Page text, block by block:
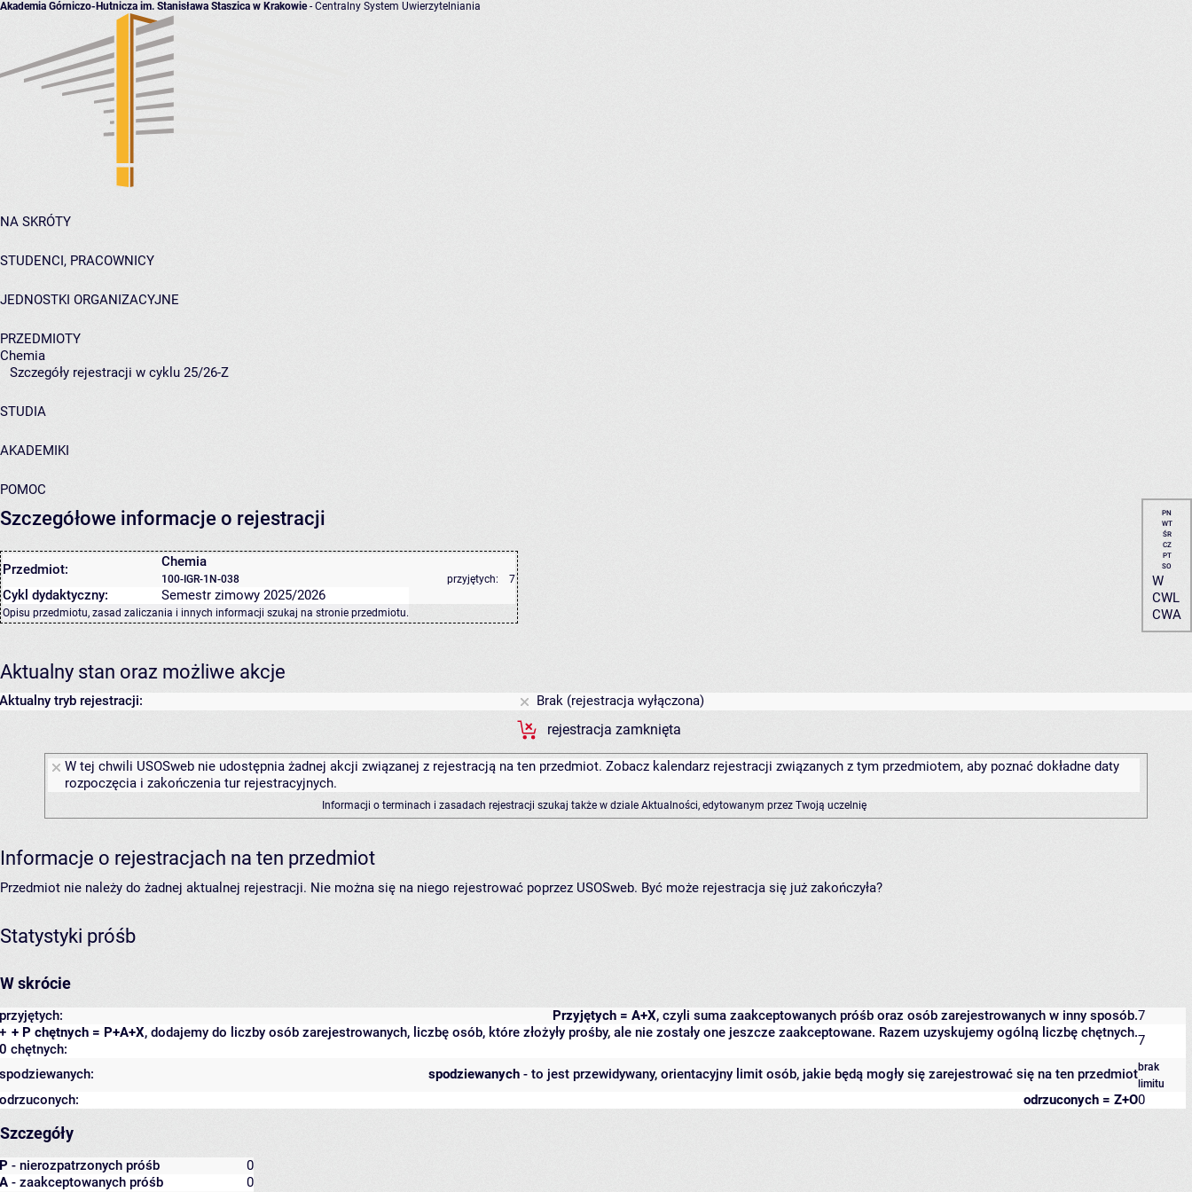
Akademia Górniczo-Hutnicza im. Stanisława Staszica w Krakowie- Centralny System Uwierzytelniania
NA SKRÓTY
STUDENCI, PRACOWNICY
JEDNOSTKI ORGANIZACYJNE
PRZEDMIOTY
Chemia
Szczegóły rejestracji w cyklu 25/26-Z
STUDIA
AKADEMIKI
POMOC
Szczegółowe informacje o rejestracji
Przedmiot: Chemia
100-IGR-1N-038 przyjętych: 7
Cykl dydaktyczny: Semestr zimowy 2025/2026
Opisu przedmiotu, zasad zaliczania i innych informacji szukaj na stronie przedmiotu.
PN
WT
ŚR
CZ
PT
SO
W
CWL
CWA
Aktualny stan oraz możliwe akcje
Aktualny tryb rejestracji:
Brak (rejestracja wyłączona)
rejestracja zamknięta
W tej chwili USOSweb nie udostępnia żadnej akcji związanej z rejestracją na ten przedmiot. Zobacz kalendarz rejestracji związanych z tym przedmiotem, aby poznać dokładne daty
rozpoczęcia i zakończenia tur rejestracyjnych.
Informacji o terminach i zasadach rejestracji szukaj także w dziale Aktualności, edytowanym przez Twoją uczelnię
Informacje o rejestracjach na ten przedmiot
Przedmiot nie należy do żadnej aktualnej rejestracji. Nie można się na niego rejestrować poprzez USOSweb. Być może rejestracja się już zakończyła?
Statystyki próśb
W skrócie
Przyjętych = A+X, czyli suma zaakceptowanych próśb oraz osób zarejestrowanych w inny sposób.
przyjętych:
7
+ P chętnych = P+A+X, dodajemy do liczby osób zarejestrowanych, liczbę osób, które złożyły prośby, ale nie zostały one jeszcze zaakceptowane. Razem uzyskujemy ogólną liczbę chętnych.
+
0 chętnych:
7
spodziewanych - to jest przewidywany, orientacyjny limit osób, jakie będą mogły się zarejestrować się na ten przedmiot
spodziewanych:
brak
limitu
odrzuconych = Z+O
odrzuconych: 0
Szczegóły
P - nierozpatrzonych próśb
0
A - zaakceptowanych próśb
0